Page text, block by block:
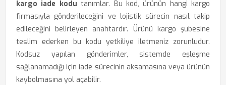
kargo iade kodu tanımlar. Bu kod, ürünün hangi kargo
firmasıyla gönderileceğini ve lojistik sürecin nasıl takip
edileceğini belirleyen anahtardır. Ürünü kargo şubesine
teslim ederken bu kodu yetkiliye iletmeniz zorunludur.
Kodsuz yapılan gönderimler, sistemde eşleşme
sağlanamadığı için iade sürecinin aksamasına veya ürünün
kaybolmasına yol açabilir.